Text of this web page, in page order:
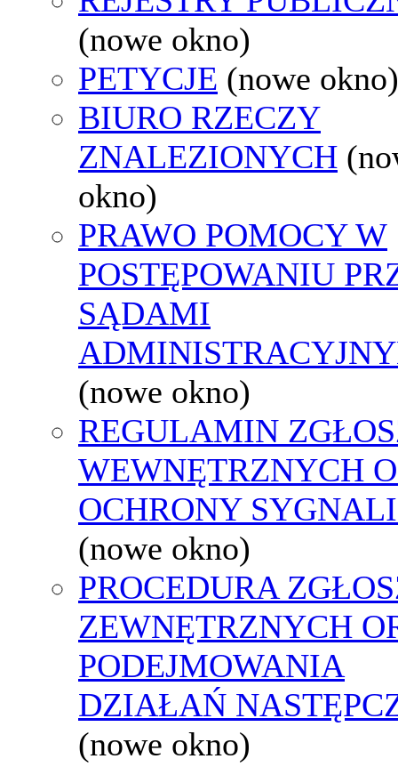
(nowe okno)
PETYCJE (nowe okno)
BIURO RZECZY
ZNALEZIONYCH
okno)
PRAWO POMOCY W
POSTĘPOWANIU
SĄDAMI
(nowe okno)
REGULAMIN
WEWNĘTRZNYCH
OCHRONY
(nowe okno)
PROCEDURA
ZEWNĘTRZNYCH
PODEJMOWANIA
DZIAŁAŃ
(nowe okno)